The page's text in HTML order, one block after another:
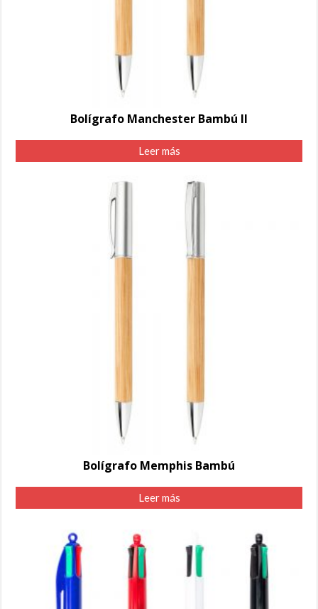
Bolígrafo Manchester Bambú II
Leer más
Bolígrafo Memphis Bambú
Leer más